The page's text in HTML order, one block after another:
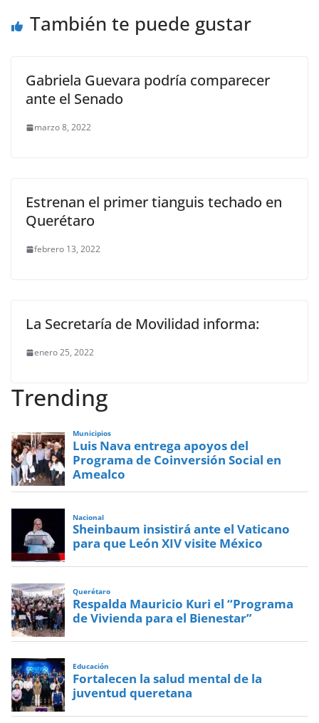
k
También te puede gustar
Gabriela Guevara podría comparecer
ante el Senado
marzo 8, 2022
Estrenan el primer tianguis techado en
Querétaro
febrero 13, 2022
La Secretaría de Movilidad informa:
enero 25, 2022
Trending
Municipios
Luis Nava entrega apoyos del
Programa de Coinversión Social en
Amealco
Nacional
Sheinbaum insistirá ante el Vaticano
para que León XIV visite México
Querétaro
Respalda Mauricio Kuri el “Programa
de Vivienda para el Bienestar”
Educación
Fortalecen la salud mental de la
juventud queretana